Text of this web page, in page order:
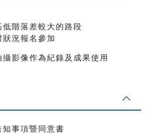
低階落差較大的路段
況報名參加
影像作為紀錄及成果使用
事項暨同意書